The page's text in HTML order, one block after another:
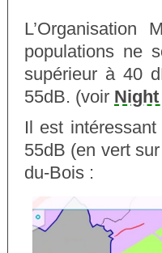
populations ne
supérieur à 40
55dB. (voir
Il est
55dB (en vert
du-Bois :